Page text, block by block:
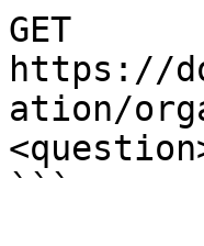
GET
https://
ation/
```